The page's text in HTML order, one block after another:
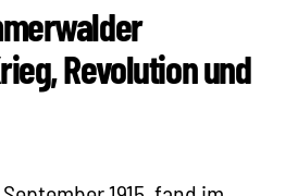
Revolution und